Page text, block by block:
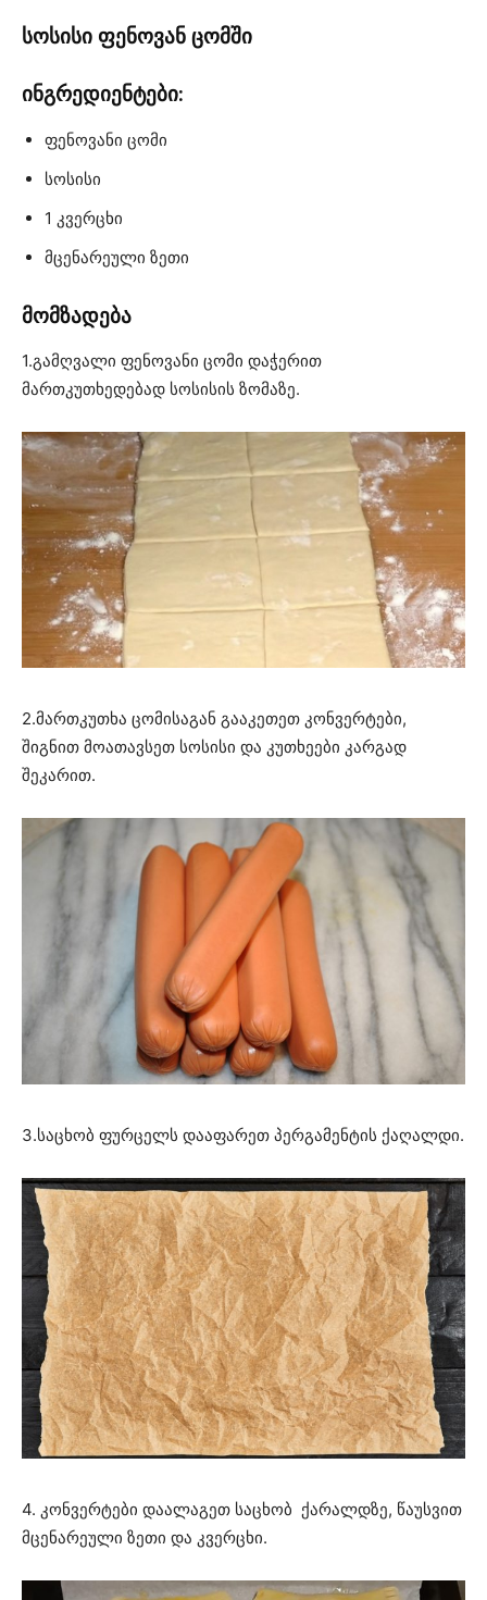
სოსისი ფენოვან ცომში
ინგრედიენტები:
ფენოვანი ცომი
სოსისი
1 კვერცხი
მცენარეული ზეთი
მომზადება
1.გამღვალი ფენოვანი ცომი დაჭერით
მართკუთხედებად სოსისის ზომაზე.
2.მართკუთხა ცომისაგან გააკეთეთ კონვერტები,
შიგნით მოათავსეთ სოსისი და კუთხეები კარგად
შეკარით.
3.საცხობ ფურცელს დააფარეთ პერგამენტის ქაღალდი.
4. კონვერტები დაალაგეთ საცხობ ქარალდზე, წაუსვით
მცენარეული ზეთი და კვერცხი.